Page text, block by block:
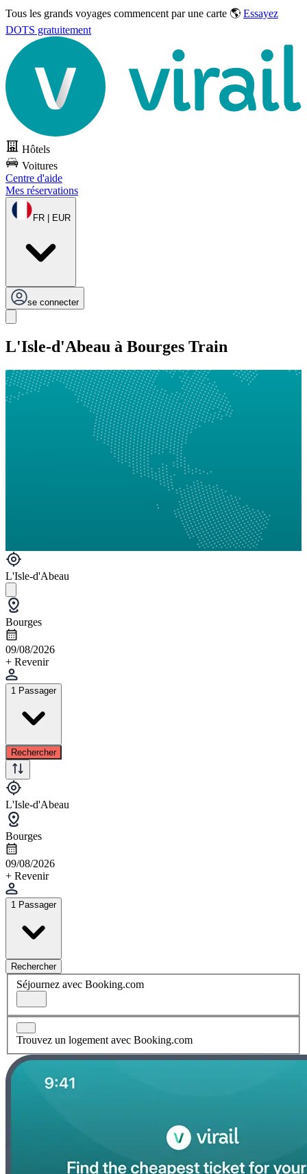
Tous les grands voyages commencent par une carte 🌎 Essayez
DOTS gratuitement
Hôtels
Voitures
Centre d'aide
Mes réservations
FR | EUR
se connecter
L'Isle-d'Abeau à Bourges Train
L'Isle-d'Abeau
Bourges
09/08/2026
+ Revenir
1 Passager
Rechercher
L'Isle-d'Abeau
Bourges
09/08/2026
+ Revenir
1 Passager
Rechercher
Séjournez avec Booking.com
Trouvez un logement avec Booking.com